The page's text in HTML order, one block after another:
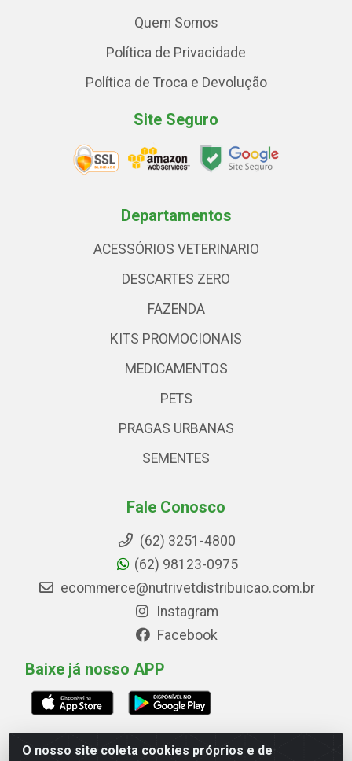
O nosso site coleta cookies próprios e de
Quem Somos
Política de Privacidade
Política de Troca e Devolução
Site Seguro
Departamentos
ACESSÓRIOS VETERINARIO
DESCARTES ZERO
FAZENDA
KITS PROMOCIONAIS
MEDICAMENTOS
PETS
PRAGAS URBANAS
SEMENTES
Fale Conosco
(62) 3251-4800
(62) 98123-0975
ecommerce@nutrivetdistribuicao.com.br
Instagram
Facebook
Baixe já nosso APP